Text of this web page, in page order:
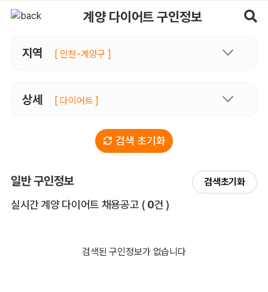
계양 다이어트 구인정보
지역 [ 인천-계양구 ]
상세 [ 다이어트 ]
검색 초기화
일반 구인정보 검색초기화
실시간 계양 다이어트 채용공고 전체 목록
( 0건 )
검색된 구인정보가 없습니다